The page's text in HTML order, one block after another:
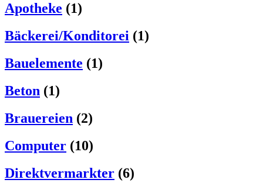
Apotheke (1)
Bäckerei/Konditorei (1)
Bauelemente (1)
Beton (1)
Brauereien (2)
Computer (10)
Direktvermarkter (6)